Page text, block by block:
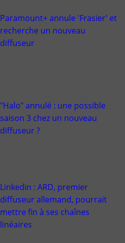
Paramount+ annule 'Frasier' et
recherche un nouveau
diffuseur
"Halo" annulé : une possible
saison 3 chez un nouveau
diffuseur ?
Linkedin : ARD, premier
diffuseur allemand, pourrait
mettre fin à ses chaînes
linéaires